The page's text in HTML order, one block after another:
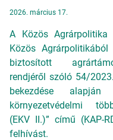
2026. március 17.
A Közös
Közös
biztosított
rendjéről szóló 54/
bekezdése
környezetvédelmi
(EKV II.)” című (KAP-
felhívást.